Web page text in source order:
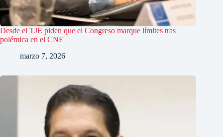
Desde el TJE piden que el Congreso marque límites tras
polémica en el CNE
marzo 7, 2026